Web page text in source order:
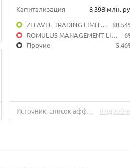
Капитализация
8 398 млн.
ZEFAVEL TRADING LIMITED
ROMULUS MANAGEMENT LIMITED
Прочие
Источник: список аффилированных лиц на 30.09.2019.